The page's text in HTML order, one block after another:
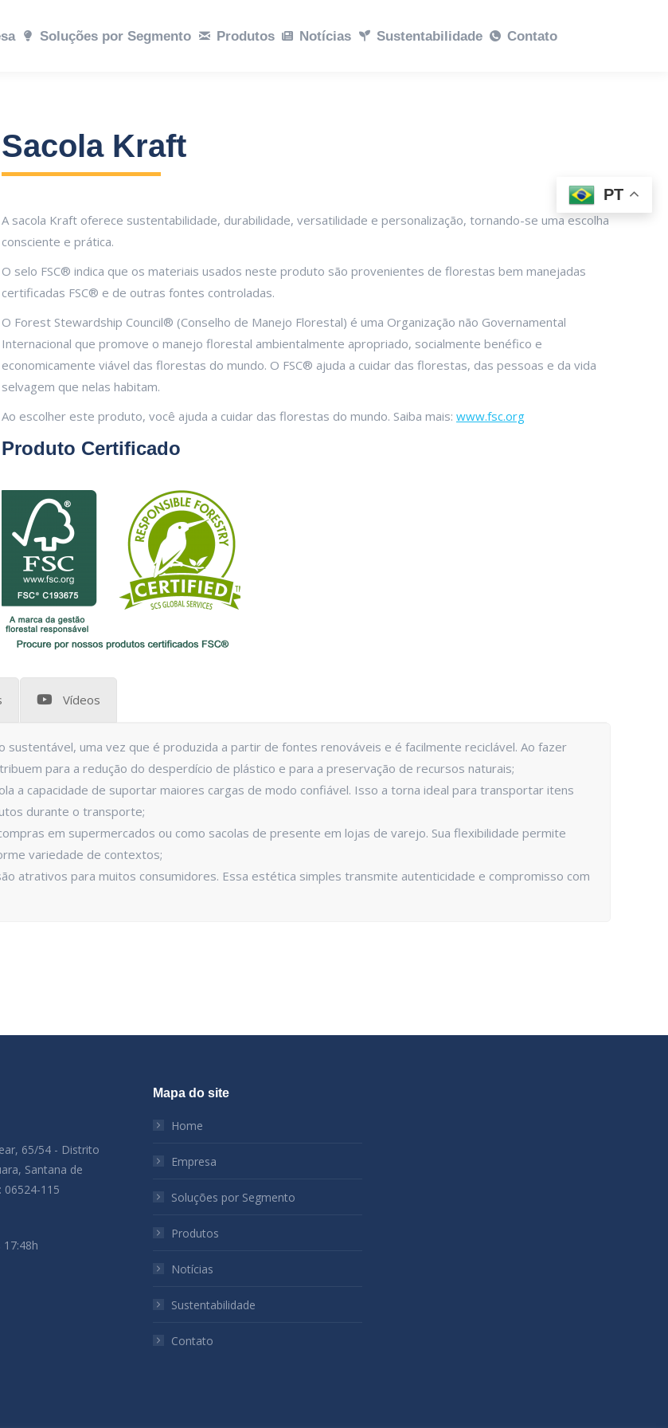
Soluções por Segmento Produtos Notícias Sustentabilidade Contato
Sacola Kraft
A sacola Kraft oferece sustentabilidade, durabilidade, versatilidade e personalização, tornando-se uma escolha
consciente e prática.
O selo FSC® indica que os materiais usados neste produto são provenientes de florestas bem manejadas
certificadas FSC® e de outras fontes controladas.
O Forest Stewardship Council® (Conselho de Manejo Florestal) é uma Organização não Governamental
Internacional que promove o manejo florestal ambientalmente apropriado, socialmente benéfico e
economicamente viável das florestas do mundo. O FSC® ajuda a cuidar das florestas, das pessoas e da vida
selvagem que nelas habitam.
Ao escolher este produto, você ajuda a cuidar das florestas do mundo. Saiba mais: www.fsc.org
Produto Certificado
Vídeos
sustentável, uma vez que é produzida a partir de fontes renováveis e é facilmente reciclável. Ao fazer
para a redução do desperdício de plástico e para a preservação de recursos naturais;
a capacidade de suportar maiores cargas de modo confiável. Isso a torna ideal para transportar itens
durante o transporte;
em supermercados ou como sacolas de presente em lojas de varejo. Sua flexibilidade permite
variedade de contextos;
atrativos para muitos consumidores. Essa estética simples transmite autenticidade e compromisso com
65/54 - Distrito
Santana de
06524-115
17:48h
Mapa do site
Home
Empresa
Soluções por Segmento
Produtos
Notícias
Sustentabilidade
Contato
PT
Segmento Produtos Notícias Sustentabilidade Contato